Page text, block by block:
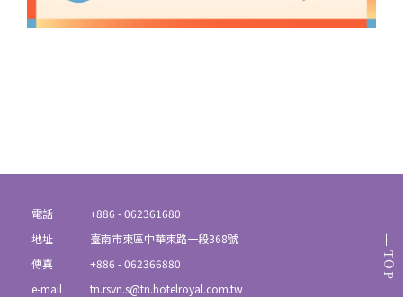
TOP
電話
+886 - 062361680
地址
臺南市東區中華東路一段368號
傳真
+886 - 062366880
e-mail
tn.rsvn.s@tn.hotelroyal.com.tw